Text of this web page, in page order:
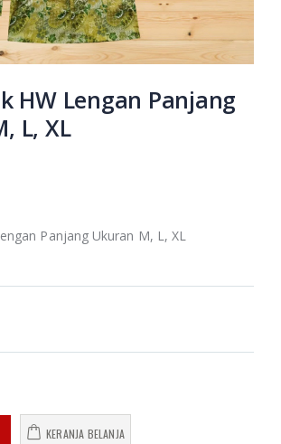
HW Lengan Panjang
L, XL
Panjang Ukuran M, L, XL
KERANJA BELANJA
Rp. 0
Amanah dan
Memoar
Kepemimpinan
HAEDAR